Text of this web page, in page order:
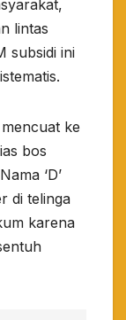
lintas
subsidi ini
mencuat ke
bos
‘D’
di telinga
karena